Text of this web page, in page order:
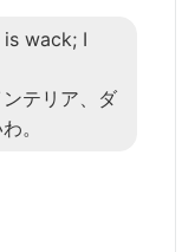
is wack; I
テリア、ダ
。